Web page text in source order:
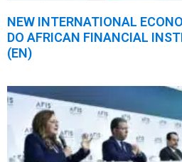
NEW INTERNATIONAL
DO AFRICAN FINANCIAL
(EN)